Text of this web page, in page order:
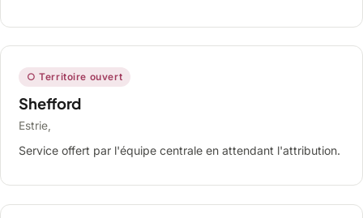
○ Territoire ouvert
Shefford
Estrie,
Service offert par l'équipe centrale en attendant l'attribution.